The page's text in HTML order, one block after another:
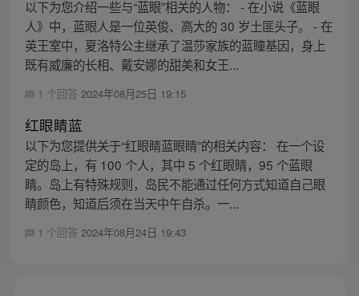
以下为您介绍一些与“蓝眼”相关的人物： - 在小说《蓝眼
人》中，蓝眼人是一位英俊、高大的 30 岁土匪头子。 - 在
英王室中，夏洛特公主继承了温莎家族的蓝瞳基因，身上
既有威廉的长相、戴安娜的甜美和女王...
1 个回答 2024年08月25日 19:15
红眼睛蓝
以下为您提供关于“红眼睛蓝眼睛”的相关内容： 在一个设
定的岛上，有 100 个人，其中 5 个红眼睛，95 个蓝眼
睛。岛上有特殊规则，岛民不能通过任何方式知道自己眼
睛颜色，知道后须在当天中午自杀。一...
1 个回答 2024年08月24日 19:43